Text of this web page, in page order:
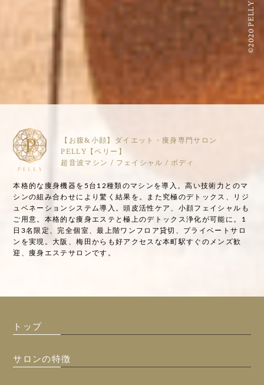
©2020 PELLY
【お腹&小顔】ダイエット・痩身専門サロン
PELLY【ペリー】
超音波マシン / フェイシャル / ボディ
本格的な痩身機器を5台12種類のマシンを導入。高い技術力とのマ
シンの組み合わせにより驚く結果を。また究極のデトックス、リジ
ュベネーションシステム導入。頭皮活性ケア、小顔フェイシャルも
ご用意。本格的な痩身エステと極上のデトックス浄化が可能に。1
日3名限定、完全個室、最上階ワンフロア貸切、プライベートサロ
ンを実現。大阪、梅田からも好アクセスな本町駅すぐのメンズ歓
迎、痩身エステサロンです。
トップ
サロンの特徴